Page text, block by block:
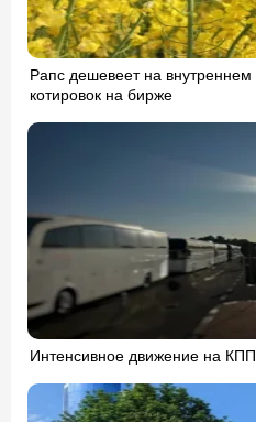
Рапс дешевеет на
котировок на бирже
Интенсивное движение на